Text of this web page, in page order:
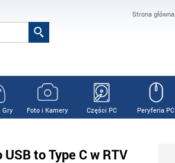
Strona główna
Gry Foto i Kamery Części PC Peryferia PC
to Type C w RTV